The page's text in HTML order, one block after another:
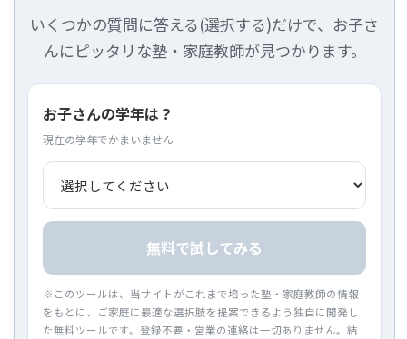
いくつかの質問に答える(選択する)だけで、お子さ
んにピッタリな塾・家庭教師が見つかります。
お子さんの学年は？
現在の学年でかまいません
無料で試してみる
※このツールは、当サイトがこれまで培った塾・家庭教師の情報
をもとに、ご家庭に最適な選択肢を提案できるよう独自に開発し
た無料ツールです。登録不要・営業の連絡は一切ありません。結